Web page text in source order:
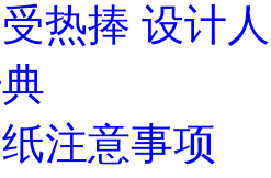
热捧 设计
注意事项